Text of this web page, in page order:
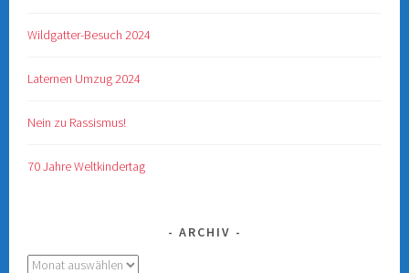
Wildgatter-Besuch 2024
Laternen Umzug 2024
Nein zu Rassismus!
70 Jahre Weltkindertag
ARCHIV
Archiv